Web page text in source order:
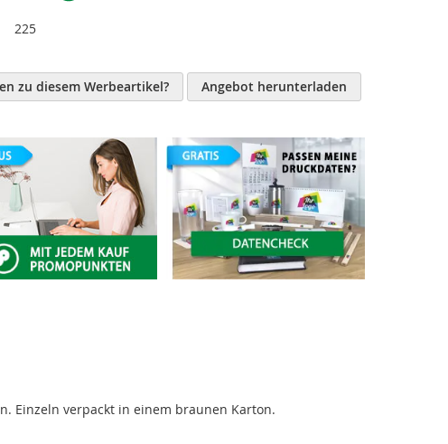
225
zu diesem Werbeartikel? Angebot herunterladen
Einzeln verpackt in einem braunen Karton.